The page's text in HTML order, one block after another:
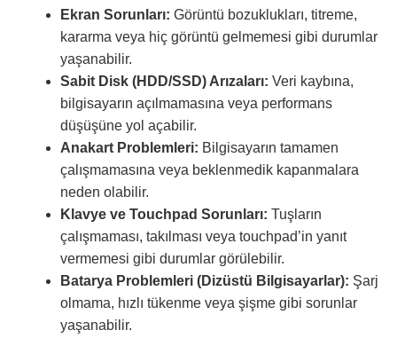
Ekran Sorunları: Görüntü bozuklukları, titreme,
kararma veya hiç görüntü gelmemesi gibi durumlar
yaşanabilir.
Sabit Disk (HDD/SSD) Arızaları: Veri kaybına,
bilgisayarın açılmamasına veya performans
düşüşüne yol açabilir.
Anakart Problemleri: Bilgisayarın tamamen
çalışmamasına veya beklenmedik kapanmalara
neden olabilir.
Klavye ve Touchpad Sorunları: Tuşların
çalışmaması, takılması veya touchpad’in yanıt
vermemesi gibi durumlar görülebilir.
Batarya Problemleri (Dizüstü Bilgisayarlar): Şarj
olmama, hızlı tükenme veya şişme gibi sorunlar
yaşanabilir.